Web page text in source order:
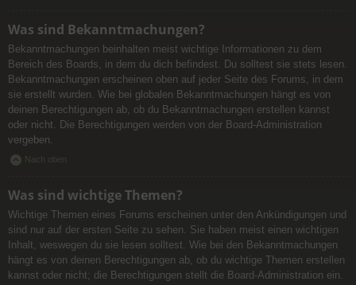
Was sind Bekanntmachungen?
Bekanntmachungen beinhalten meist wichtige Informationen zu dem
Bereich des Boards, in dem du dich befindest. Du solltest sie stets lesen.
Bekanntmachungen erscheinen oben auf jeder Seite des Forums, in dem
sie erstellt wurden. Wie bei globalen Bekanntmachungen hängt es von
deinen Berechtigungen ab, ob du Bekanntmachungen erstellen kannst
oder nicht. Die Berechtigungen werden von der Board-Administration
vergeben.
Nach oben
Was sind wichtige Themen?
Wichtige Themen eines Forums erscheinen unter den Ankündigungen und
sind nur auf der ersten Seite zu sehen. Sie haben meist einen wichtigen
Inhalt, weswegen du sie lesen solltest. Wie bei den Bekanntmachungen
hängt es von deinen Berechtigungen ab, ob du wichtige Themen erstellen
kannst oder nicht; die Berechtigungen stellt die Board-Administration ein.